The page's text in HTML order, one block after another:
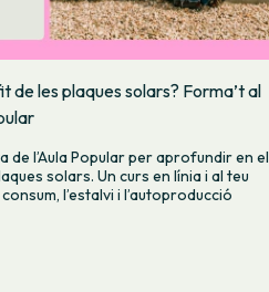
de les plaques solars? Forma’t al
l’Aula Popular per aprofundir en el
solars. Un curs en línia i al teu
l’estalvi i l’autoproducció